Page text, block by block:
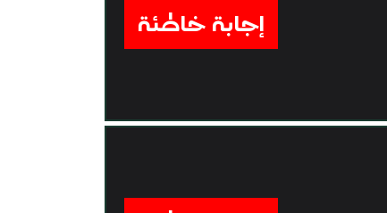
إجابة خاطئة